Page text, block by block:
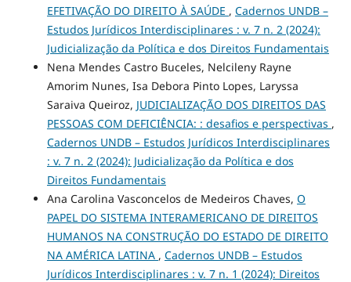
EFETIVAÇÃO DO DIREITO À SAÚDE , Cadernos UNDB –
Estudos Jurídicos Interdisciplinares : v. 7 n. 2 (2024):
Judicialização da Política e dos Direitos Fundamentais
Nena Mendes Castro Buceles, Nelcileny Rayne
Amorim Nunes, Isa Debora Pinto Lopes, Laryssa
Saraiva Queiroz, JUDICIALIZAÇÃO DOS DIREITOS DAS
PESSOAS COM DEFICIÊNCIA: : desafios e perspectivas ,
Cadernos UNDB – Estudos Jurídicos Interdisciplinares
: v. 7 n. 2 (2024): Judicialização da Política e dos
Direitos Fundamentais
Ana Carolina Vasconcelos de Medeiros Chaves, O
PAPEL DO SISTEMA INTERAMERICANO DE DIREITOS
HUMANOS NA CONSTRUÇÃO DO ESTADO DE DIREITO
NA AMÉRICA LATINA , Cadernos UNDB – Estudos
Jurídicos Interdisciplinares : v. 7 n. 1 (2024): Direitos